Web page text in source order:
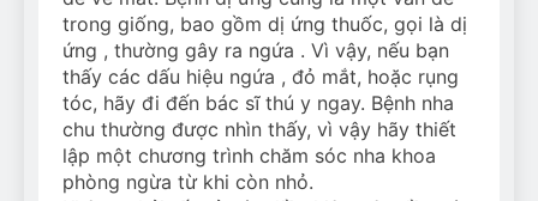
trong giống, bao gồm dị ứng thuốc, gọi là dị
ứng , thường gây ra ngứa . Vì vậy, nếu bạn
thấy các dấu hiệu ngứa , đỏ mắt, hoặc rụng
tóc, hãy đi đến bác sĩ thú y ngay. Bệnh nha
chu thường được nhìn thấy, vì vậy hãy thiết
lập một chương trình chăm sóc nha khoa
phòng ngừa từ khi còn nhỏ.